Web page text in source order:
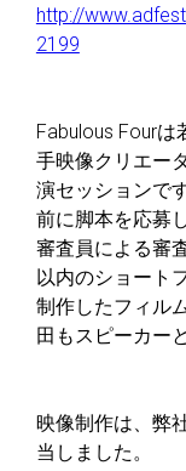
http://
2199
Fabulous Four
手映像クリエー
演セッションで
前に脚本を応募
審査員による審
以内のショート
制作したフィル
田もスピーカー
映像制作は、弊
当しました。